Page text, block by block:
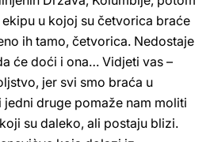
u kojoj su četvorica braće
ih tamo, četvorica. Nedostaje
će doći i ona… Vidjeti vas –
jer svi smo braća u
jedni druge pomaže nam moliti
su daleko, ali postaju blizi.